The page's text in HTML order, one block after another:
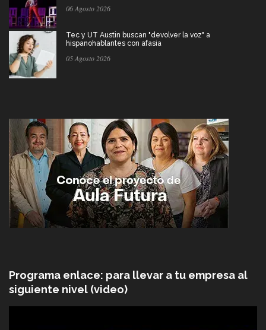
06 Agosto 2026
Tec y UT Austin buscan "devolver la voz" a
hispanohablantes con afasia
05 Agosto 2026
Programa enlace: para llevar a tu empresa al
siguiente nivel (video)